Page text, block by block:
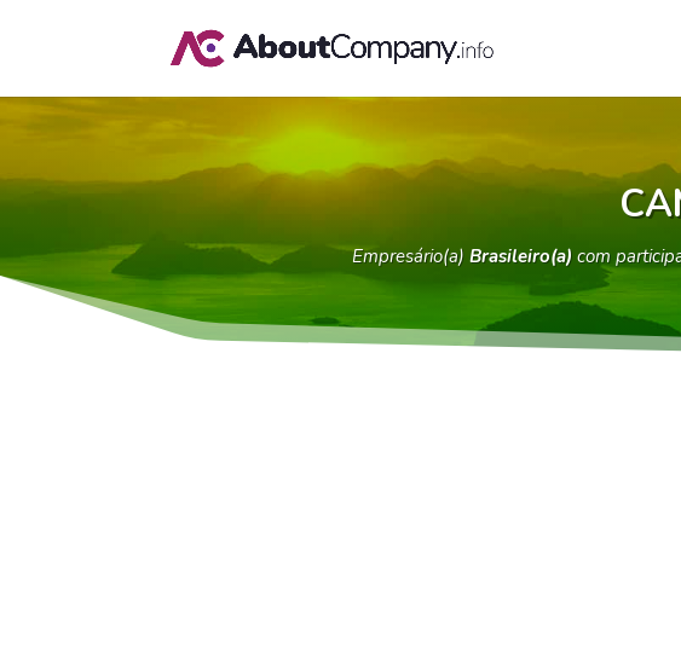
Empresário(a) Brasileiro(a) com